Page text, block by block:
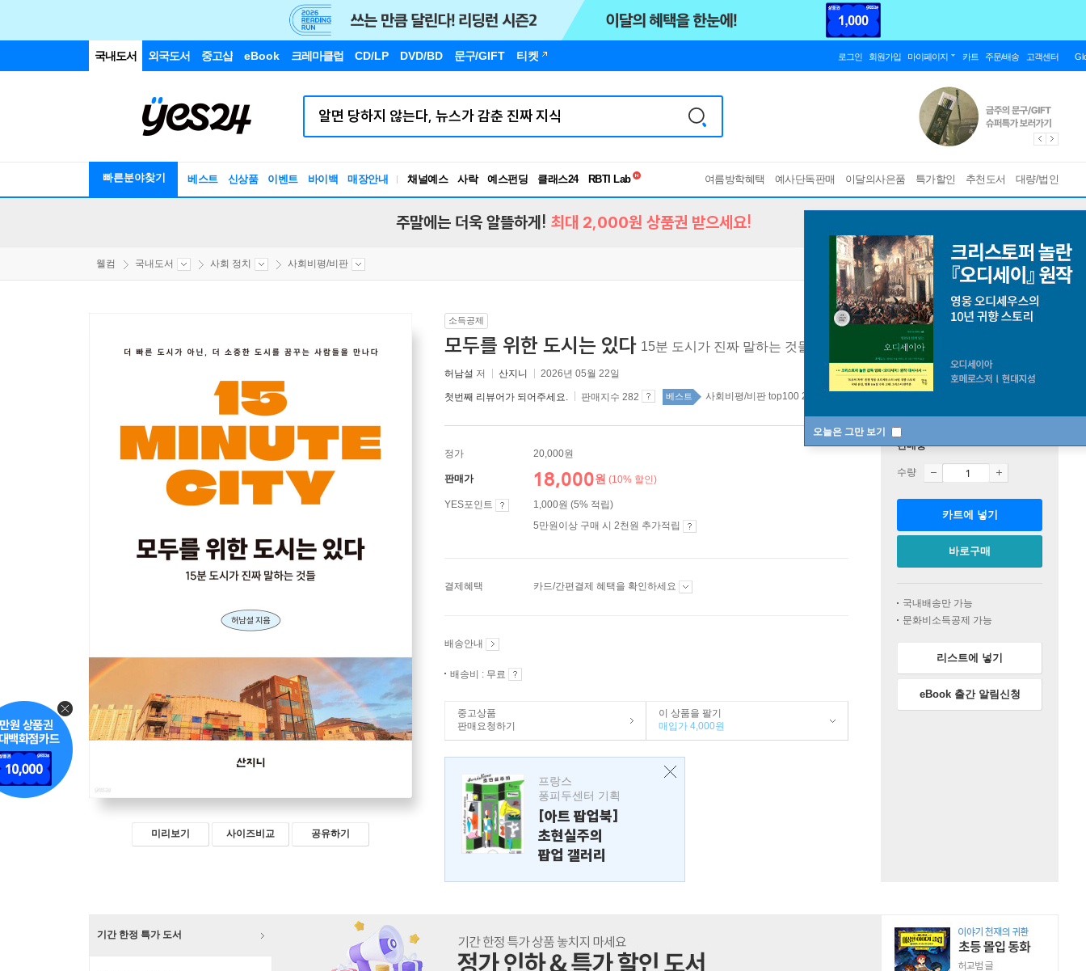
국내도서 외국도서 중고샵 eBook 크레마클럽 CD/LP DVD/BD 문구/GIFT 티켓 로그인 회원가입 마이페이지 카트 주문/배송 고객센터
빠른분야찾기 베스트 신상품 이벤트 바이백 매장안내 채널예스 사락 예스펀딩 클래스24
독서유형검사
여름방학혜택 예사단독판매 이달의사은품 특가할인 추천도서 대량/법인
오늘은 그만 보기
주말에는 더욱 알뜰하게! 최대 2,000원 상품권 받으세요!
웰컴 국내도서 사회 정치 사회비평/비판
미리보기 사이즈비교 공유하기
소득공제
모두를 위한 도시는 있다 15분 도시가 진짜 말하는 것들
허남설 저 산지니 2026년 05월 22일
첫번째 리뷰어가 되어주세요. 판매지수 282 베스트 사회비평/비판 top100 2주
정가 20,000원
판매가 18,000원 (10% 할인)
YES포인트
1,000원 (5% 적립)
5만원이상 구매 시 2천원 추가적립
결제혜택 카드/간편결제 혜택을 확인하세요
배송안내
배송비 : 무료
중고상품
판매요청하기
이 상품을 팔기
매입가 4,000원
프랑스
퐁피두센터 기획
[아트 팝업북]
초현실주의
팝업 갤러리
판매중
수량
카트에 넣기
바로구매
국내배송만 가능
문화비소득공제 가능
리스트에 넣기
eBook 출간 알림신청
기간 한정 특가 도서